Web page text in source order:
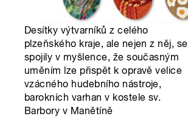
Desítky výtvarníků z celého
plzeňského kraje, ale nejen z něj, se
spojily v myšlence, že současným
uměním lze přispět k opravě velice
vzácného hudebního nástroje,
barokních varhan v kostele sv.
Barbory v Manětíně